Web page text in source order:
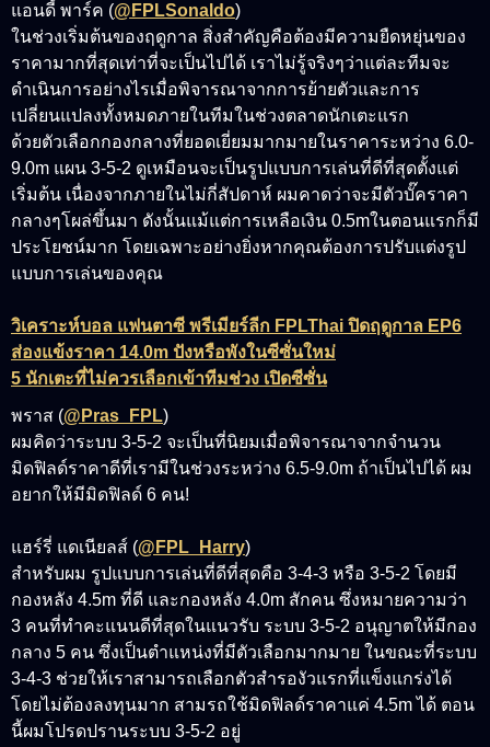
แอนดี้ พาร์ค (@FPLSonaldo)
ในช่วงเริ่มต้นของฤดูกาล สิ่งสำคัญคือต้องมีความยืดหยุ่นของ
ราคามากที่สุดเท่าที่จะเป็นไปได้ เราไม่รู้จริงๆว่าแต่ละทีมจะ
ดำเนินการอย่างไรเมื่อพิจารณาจากการย้ายตัวและการ
เปลี่ยนแปลงทั้งหมดภายในทีมในช่วงตลาดนักเตะแรก
ด้วยตัวเลือกกองกลางที่ยอดเยี่ยมมากมายในราคาระหว่าง 6.0-
9.0m แผน 3-5-2 ดูเหมือนจะเป็นรูปแบบการเล่นที่ดีที่สุดตั้งแต่
เริ่มต้น เนื่องจากภายในไม่กี่สัปดาห์ ผมคาดว่าจะมีตัวบั๊คราคา
กลางๆโผล่ขึ้นมา ดังนั้นแม้แต่การเหลือเงิน 0.5mในตอนแรกก็มี
ประโยชน์มาก โดยเฉพาะอย่างยิ่งหากคุณต้องการปรับแต่งรูป
แบบการเล่นของคุณ
วิเคราะห์บอล แฟนตาซี พรีเมียร์ลีก FPLThai ปิดฤดูกาล EP6
ส่องแข้งราคา 14.0m ปังหรือพังในซีซั่นใหม่
5 นักเตะที่ไม่ควรเลือกเข้าทีมช่วง เปิดซีซั่น
พราส (@Pras_FPL)
ผมคิดว่าระบบ 3-5-2 จะเป็นที่นิยมเมื่อพิจารณาจากจำนวน
มิดฟิลด์ราคาดีที่เรามีในช่วงระหว่าง 6.5-9.0m ถ้าเป็นไปได้ ผม
อยากให้มีมิดฟิลด์ 6 คน!
แฮร์รี่ แดเนียลส์ (@FPL_Harry)
สำหรับผม รูปแบบการเล่นที่ดีที่สุดคือ 3-4-3 หรือ 3-5-2 โดยมี
กองหลัง 4.5m ที่ดี และกองหลัง 4.0m สักคน ซึ่งหมายความว่า
3 คนที่ทำคะแนนดีที่สุดในแนวรับ ระบบ 3-5-2 อนุญาตให้มีกอง
กลาง 5 คน ซึ่งเป็นตำแหน่งที่มีตัวเลือกมากมาย ในขณะที่ระบบ
3-4-3 ช่วยให้เราสามารถเลือกตัวสำรองัวแรกที่แข็งแกร่งได้
โดยไม่ต้องลงทุนมาก สามรถใช้มิดฟิลด์ราคาแค่ 4.5m ได้ ตอน
นี้ผมโปรดปรานระบบ 3-5-2 อยู่